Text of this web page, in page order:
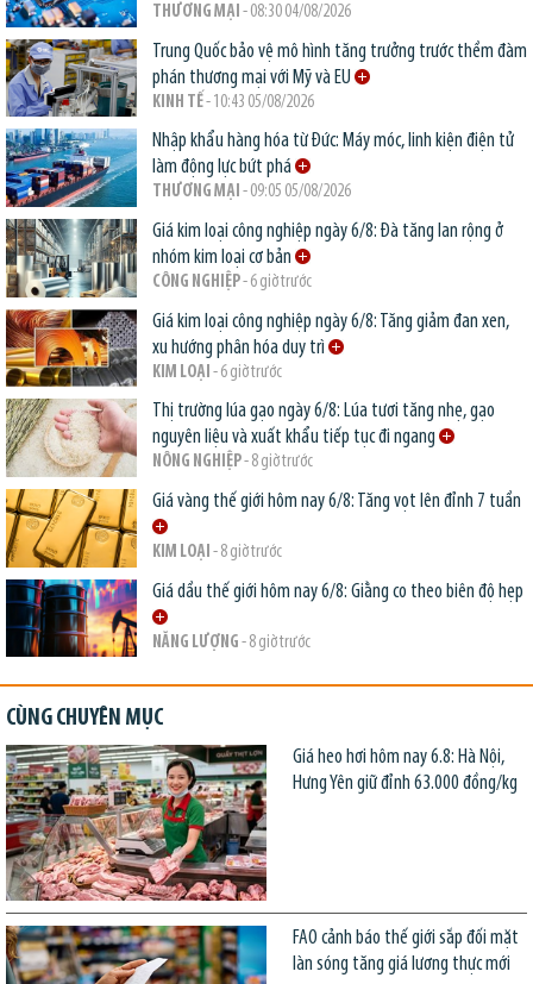
THƯƠNG MẠI - 08:30 04/08/2026
Trung Quốc bảo vệ mô hình tăng trưởng trước thềm đàm
phán thương mại với Mỹ và EU
KINH TẾ- 10:43 05/08/2026
Nhập khẩu hàng hóa từ Đức: Máy móc, linh kiện điện tử
làm động lực bứt phá
THƯƠNG MẠI - 09:05 05/08/2026
Giá kim loại công nghiệp ngày 6/8: Đà tăng lan rộng ở
nhóm kim loại cơ bản
CÔNG NGHIỆP- 6 giờ trước
Giá kim loại công nghiệp ngày 6/8: Tăng giảm đan xen,
xu hướng phân hóa duy trì
KIM LOẠI - 6 giờ trước
Thị trường lúa gạo ngày 6/8: Lúa tươi tăng nhẹ, gạo
nguyên liệu và xuất khẩu tiếp tục đi ngang
NÔNG NGHIỆP- 8 giờ trước
Giá vàng thế giới hôm nay 6/8: Tăng vọt lên đỉnh 7 tuần
KIM LOẠI - 8 giờ trước
Giá dầu thế giới hôm nay 6/8: Giằng co theo biên độ hẹp
NĂNG LƯỢNG - 8 giờ trước
CÙNG CHUYÊN MỤC
Giá heo hơi hôm nay 6.8: Hà Nội,
Hưng Yên giữ đỉnh 63.000 đồng/kg
FAO cảnh báo thế giới sắp đối mặt
làn sóng tăng giá lương thực mới